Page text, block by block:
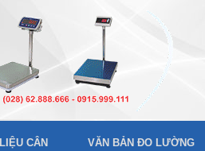
CÂN VĂN BẢN ĐO LƯỜNG